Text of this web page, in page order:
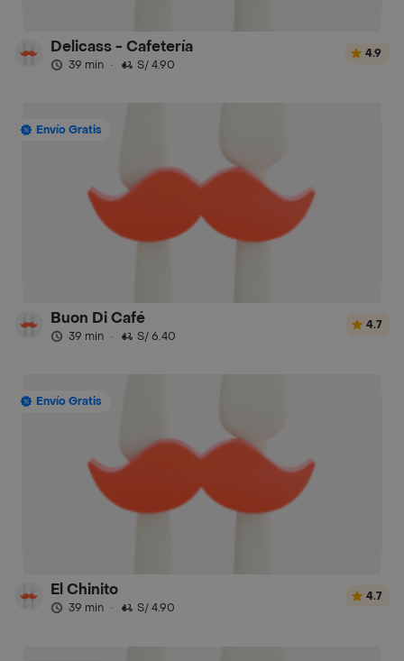
Delicass - Cafetería
39 min · S/ 4.90
4.9
Envío Gratis
Buon Di Café
39 min · S/ 6.40
4.7
Envío Gratis
El Chinito
39 min · S/ 4.90
4.7